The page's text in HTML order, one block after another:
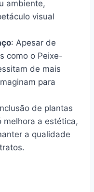
ambiente,
visual
: Apesar de
como o Peixe-
de mais
para
de plantas
melhora a estética,
a qualidade